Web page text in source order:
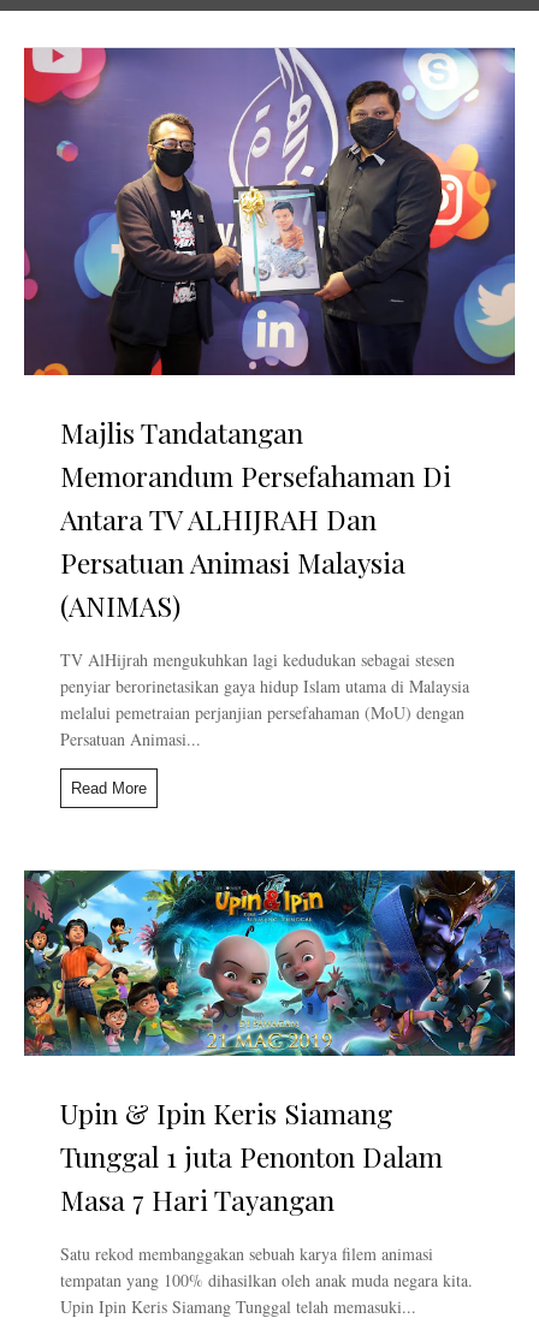
Majlis Tandatangan
Memorandum Persefahaman Di
Antara TV ALHIJRAH Dan
Persatuan Animasi Malaysia
(ANIMAS)
TV AlHijrah mengukuhkan lagi kedudukan sebagai stesen
penyiar berorinetasikan gaya hidup Islam utama di Malaysia
melalui pemetraian perjanjian persefahaman (MoU) dengan
Persatuan Animasi...
Read More
Upin & Ipin Keris Siamang
Tunggal 1 juta Penonton Dalam
Masa 7 Hari Tayangan
Satu rekod membanggakan sebuah karya filem animasi
tempatan yang 100% dihasilkan oleh anak muda negara kita.
Upin Ipin Keris Siamang Tunggal telah memasuki...